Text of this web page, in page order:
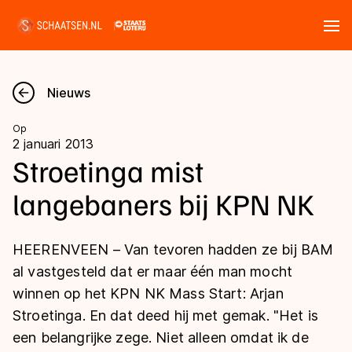
Nieuws
Kalender
Disciplines
Langebaan
Shorttrack
Inlineskaten
Uitslagen
Langebaan
Shorttrack
Marathon
Tijden & historie
Ranglijsten Langebaan
Nieuws
Op
2 januari 2013
Stroetinga mist
langebaners bij KPN NK
HEERENVEEN – Van tevoren hadden ze bij BAM
al vastgesteld dat er maar één man mocht
winnen op het KPN NK Mass Start: Arjan
Stroetinga. En dat deed hij met gemak. "Het is
een belangrijke zege. Niet alleen omdat ik de